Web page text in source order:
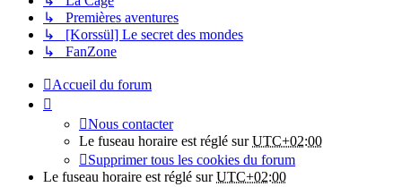
↳ Premières aventures
↳ [Korssül] Le secret des mondes
↳ FanZone
Accueil du forum
Nous contacter
Le fuseau horaire est réglé surUTC+02:00
Supprimer tous les cookies du forum
Le fuseau horaire est réglé surUTC+02:00